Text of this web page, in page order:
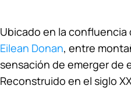
Ubicado en la confluencia
Eilean Donan, entre
sensación de emerger de
Reconstruido en el siglo